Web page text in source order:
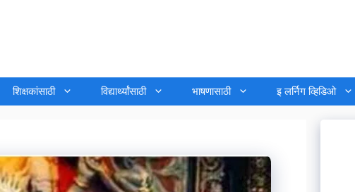
शिक्षकांसाठी विद्यार्थ्यांसाठी भाषणासाठी इ लर्निग व्हिडिओ